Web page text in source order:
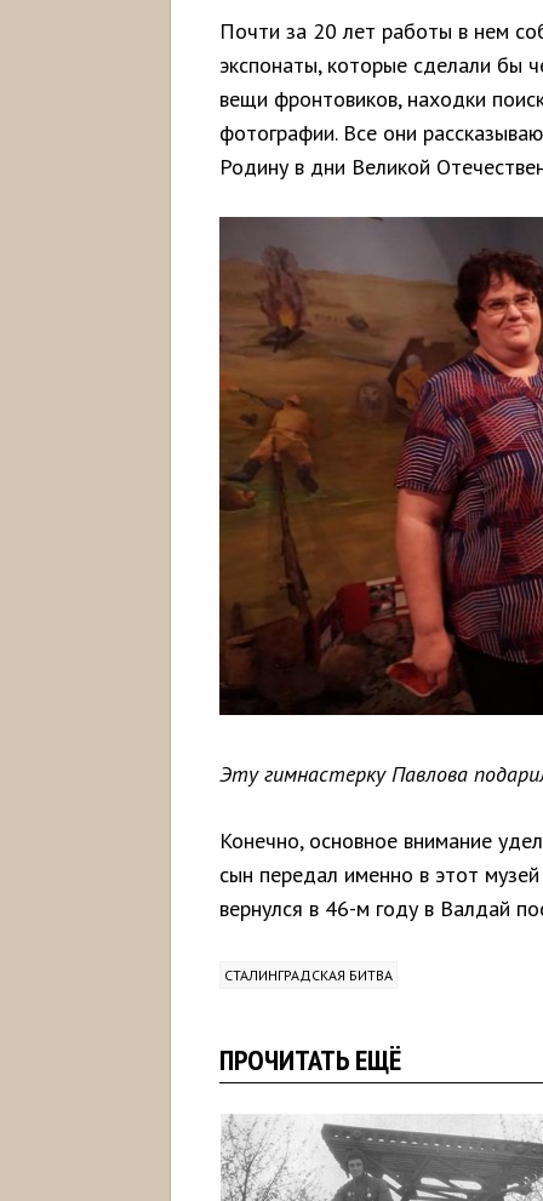
Почти за 20 лет работы в нем
экспонаты, которые сделали бы
вещи фронтовиков, находки
фотографии. Все они
Родину в дни Великой
Эту гимнастерку Павлова
Конечно, основное внимание
сын передал именно в этот
вернулся в 46-м году в Валдай
СТАЛИНГРАДСКАЯ БИТВА
ПРОЧИТАТЬ ЕЩЁ